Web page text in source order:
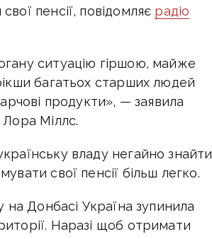
пенсії, повідомляє радіо
ситуацію гіршою, майже
багатьох старших людей
продукти», — заявила
Лора Міллс.
владу негайно знайти
свої пенсії більш легко.
на Донбасі Україна зупинила
Наразі щоб отримати